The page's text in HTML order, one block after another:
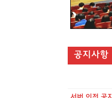
공지사항